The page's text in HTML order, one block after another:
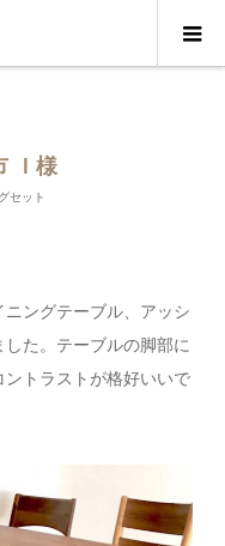
Ｉ様
セット
ングテーブル、アッシ
た。テーブルの脚部に
トラストが格好いいで